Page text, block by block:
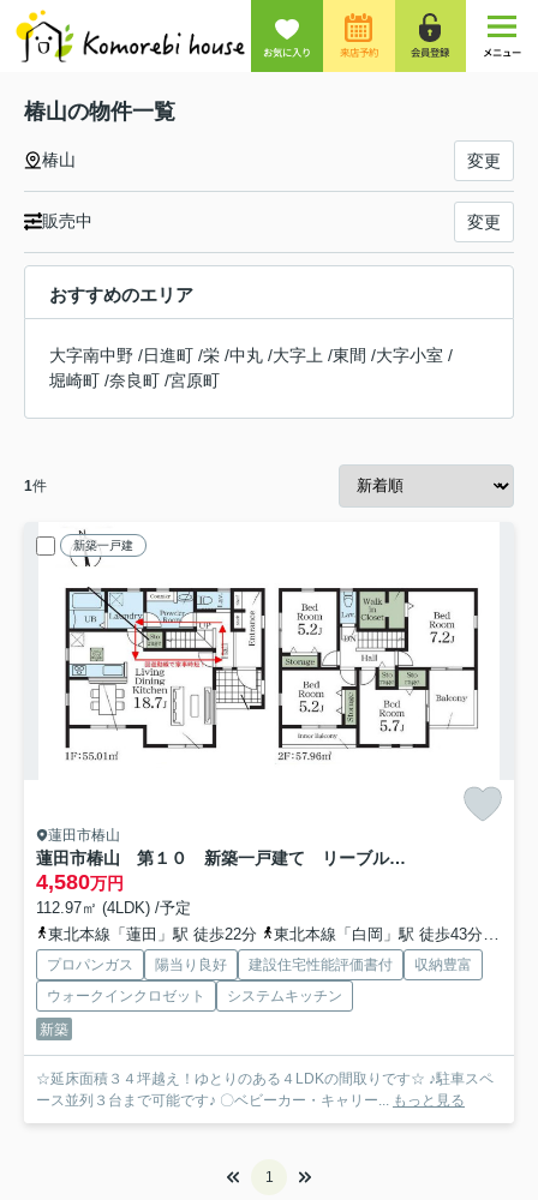
お気に入り 来店予約 会員登録 メニュー
椿山の物件一覧
椿山 変更
販売中 変更
おすすめのエリア
大字南中野 /日進町 /栄 /中丸 /大字上 /東間 /大字小室 /
堀崎町 /奈良町 /宮原町
1件
新築一戸建
蓮田市椿山
蓮田市椿山 第１０ 新築一戸建て リーブルガーデン 01
4,580万円
112.97㎡ (4LDK) /予定
東北本線「蓮田」駅 徒歩22分
東北本線「白岡」駅 徒歩43分
プロパンガス 陽当り良好 建設住宅性能評価書付
収納豊富
ウォークインクロゼット
システムキッチン
新築
☆延床面積３４坪越え！ゆとりのある４LDKの間取りです☆ ♪駐車スペ
ース並列３台まで可能です♪ 〇ベビーカー・キャリー...
もっと見る
1